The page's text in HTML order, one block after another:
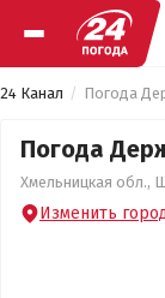
24 Канал Погода
Погода
Хмельницкая обл.,
Изменить